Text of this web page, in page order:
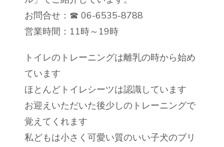
お問合せ：☎ 06-6535-8788
営業時間：11時～19時
トイレのトレーニングは離乳の時から始め
ています
ほとんどトイレシーツは認識しています
お迎えいただいた後少しのトレーニングで
覚えてくれます
私どもは小さく可愛い質のいい子犬のブリ